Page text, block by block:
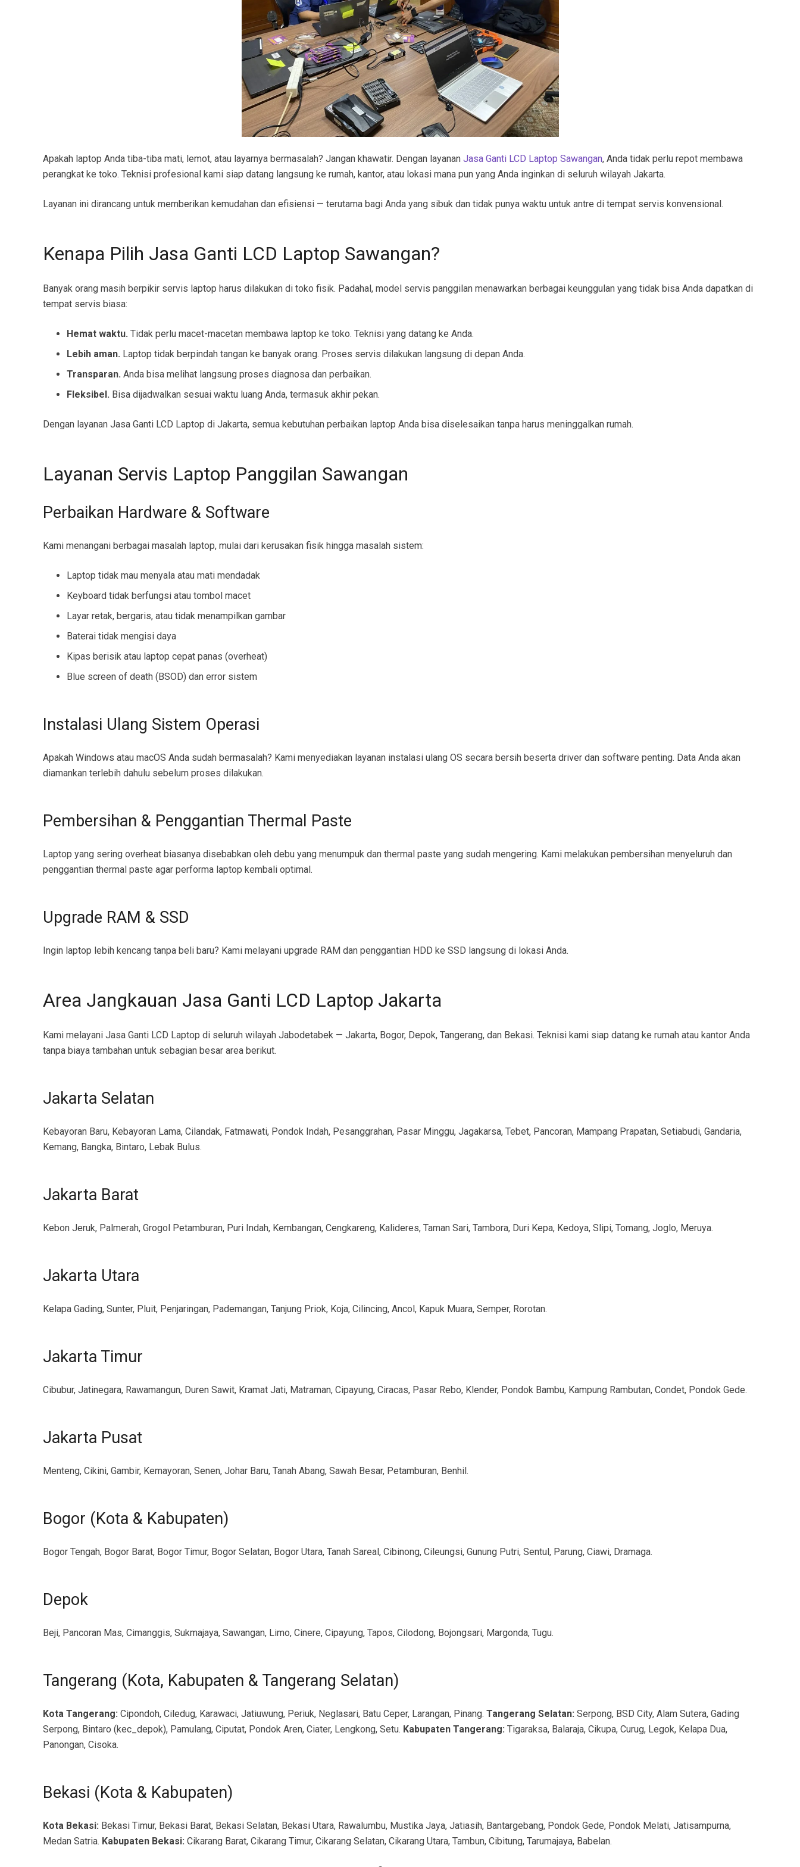
Apakah laptop Anda tiba-tiba mati, lemot, atau layarnya bermasalah? Jangan khawatir. Dengan layanan Jasa Ganti LCD Laptop Sawangan, Anda tidak perlu repot membawa
perangkat ke toko. Teknisi profesional kami siap datang langsung ke rumah, kantor, atau lokasi mana pun yang Anda inginkan di seluruh wilayah Jakarta.
Layanan ini dirancang untuk memberikan kemudahan dan efisiensi — terutama bagi Anda yang sibuk dan tidak punya waktu untuk antre di tempat servis konvensional.
Kenapa Pilih Jasa Ganti LCD Laptop Sawangan?
Banyak orang masih berpikir servis laptop harus dilakukan di toko fisik. Padahal, model servis panggilan menawarkan berbagai keunggulan yang tidak bisa Anda dapatkan di
tempat servis biasa:
Hemat waktu. Tidak perlu macet-macetan membawa laptop ke toko. Teknisi yang datang ke Anda.
Lebih aman. Laptop tidak berpindah tangan ke banyak orang. Proses servis dilakukan langsung di depan Anda.
Transparan. Anda bisa melihat langsung proses diagnosa dan perbaikan.
Fleksibel. Bisa dijadwalkan sesuai waktu luang Anda, termasuk akhir pekan.
Dengan layanan Jasa Ganti LCD Laptop di Jakarta, semua kebutuhan perbaikan laptop Anda bisa diselesaikan tanpa harus meninggalkan rumah.
Layanan Servis Laptop Panggilan Sawangan
Perbaikan Hardware & Software
Kami menangani berbagai masalah laptop, mulai dari kerusakan fisik hingga masalah sistem:
Laptop tidak mau menyala atau mati mendadak
Keyboard tidak berfungsi atau tombol macet
Layar retak, bergaris, atau tidak menampilkan gambar
Baterai tidak mengisi daya
Kipas berisik atau laptop cepat panas (overheat)
Blue screen of death (BSOD) dan error sistem
Instalasi Ulang Sistem Operasi
Apakah Windows atau macOS Anda sudah bermasalah? Kami menyediakan layanan instalasi ulang OS secara bersih beserta driver dan software penting. Data Anda akan
diamankan terlebih dahulu sebelum proses dilakukan.
Pembersihan & Penggantian Thermal Paste
Laptop yang sering overheat biasanya disebabkan oleh debu yang menumpuk dan thermal paste yang sudah mengering. Kami melakukan pembersihan menyeluruh dan
penggantian thermal paste agar performa laptop kembali optimal.
Upgrade RAM & SSD
Ingin laptop lebih kencang tanpa beli baru? Kami melayani upgrade RAM dan penggantian HDD ke SSD langsung di lokasi Anda.
Area Jangkauan Jasa Ganti LCD Laptop Jakarta
Kami melayani Jasa Ganti LCD Laptop di seluruh wilayah Jabodetabek — Jakarta, Bogor, Depok, Tangerang, dan Bekasi. Teknisi kami siap datang ke rumah atau kantor Anda
tanpa biaya tambahan untuk sebagian besar area berikut.
Jakarta Selatan
Kebayoran Baru, Kebayoran Lama, Cilandak, Fatmawati, Pondok Indah, Pesanggrahan, Pasar Minggu, Jagakarsa, Tebet, Pancoran, Mampang Prapatan, Setiabudi, Gandaria,
Kemang, Bangka, Bintaro, Lebak Bulus.
Jakarta Barat
Kebon Jeruk, Palmerah, Grogol Petamburan, Puri Indah, Kembangan, Cengkareng, Kalideres, Taman Sari, Tambora, Duri Kepa, Kedoya, Slipi, Tomang, Joglo, Meruya.
Jakarta Utara
Kelapa Gading, Sunter, Pluit, Penjaringan, Pademangan, Tanjung Priok, Koja, Cilincing, Ancol, Kapuk Muara, Semper, Rorotan.
Jakarta Timur
Cibubur, Jatinegara, Rawamangun, Duren Sawit, Kramat Jati, Matraman, Cipayung, Ciracas, Pasar Rebo, Klender, Pondok Bambu, Kampung Rambutan, Condet, Pondok Gede.
Jakarta Pusat
Menteng, Cikini, Gambir, Kemayoran, Senen, Johar Baru, Tanah Abang, Sawah Besar, Petamburan, Benhil.
Bogor (Kota & Kabupaten)
Bogor Tengah, Bogor Barat, Bogor Timur, Bogor Selatan, Bogor Utara, Tanah Sareal, Cibinong, Cileungsi, Gunung Putri, Sentul, Parung, Ciawi, Dramaga.
Depok
Beji, Pancoran Mas, Cimanggis, Sukmajaya, Sawangan, Limo, Cinere, Cipayung, Tapos, Cilodong, Bojongsari, Margonda, Tugu.
Tangerang (Kota, Kabupaten & Tangerang Selatan)
Kota Tangerang: Cipondoh, Ciledug, Karawaci, Jatiuwung, Periuk, Neglasari, Batu Ceper, Larangan, Pinang. Tangerang Selatan: Serpong, BSD City, Alam Sutera, Gading
Serpong, Bintaro (kec_depok), Pamulang, Ciputat, Pondok Aren, Ciater, Lengkong, Setu. Kabupaten Tangerang: Tigaraksa, Balaraja, Cikupa, Curug, Legok, Kelapa Dua,
Panongan, Cisoka.
Bekasi (Kota & Kabupaten)
Kota Bekasi: Bekasi Timur, Bekasi Barat, Bekasi Selatan, Bekasi Utara, Rawalumbu, Mustika Jaya, Jatiasih, Bantargebang, Pondok Gede, Pondok Melati, Jatisampurna,
Medan Satria. Kabupaten Bekasi: Cikarang Barat, Cikarang Timur, Cikarang Selatan, Cikarang Utara, Tambun, Cibitung, Tarumajaya, Babelan.